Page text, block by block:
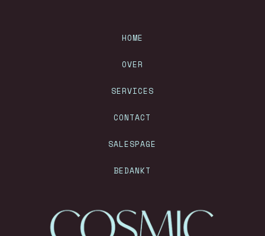
HOME
OVER
SERVICES
CONTACT
SALESPAGE
BEDANKT